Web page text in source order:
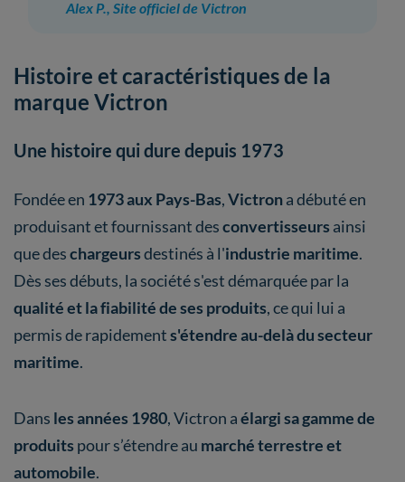
Alex P., Site officiel de Victron
Histoire et caractéristiques de la
marque Victron
Une histoire qui dure depuis 1973
Fondée en 1973 aux Pays-Bas,Victrona débuté en
produisant et fournissant desconvertisseurs ainsi
que deschargeursdestinés à l'industrie maritime.
Dès ses débuts, la société s'est démarquée par la
qualité et la fiabilité de ses produits, ce qui lui a
permis de rapidements'étendre au-delà du secteur
maritime.
Dans les années 1980, Victron aélargi sa gamme de
produits pour s’étendre au marché terrestre et
automobile.